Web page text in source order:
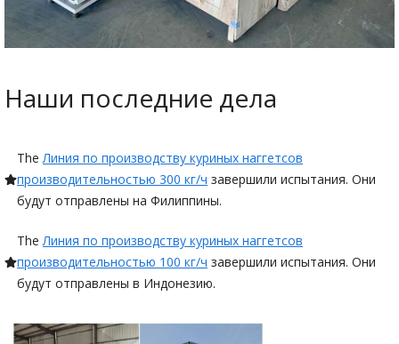
Наши последние дела
TheЛиния по производству куриных наггетсов
производительностью 300 кг/ч завершили испытания. Они
будут отправлены на Филиппины.
TheЛиния по производству куриных наггетсов
производительностью 100 кг/ч завершили испытания. Они
будут отправлены в Индонезию.